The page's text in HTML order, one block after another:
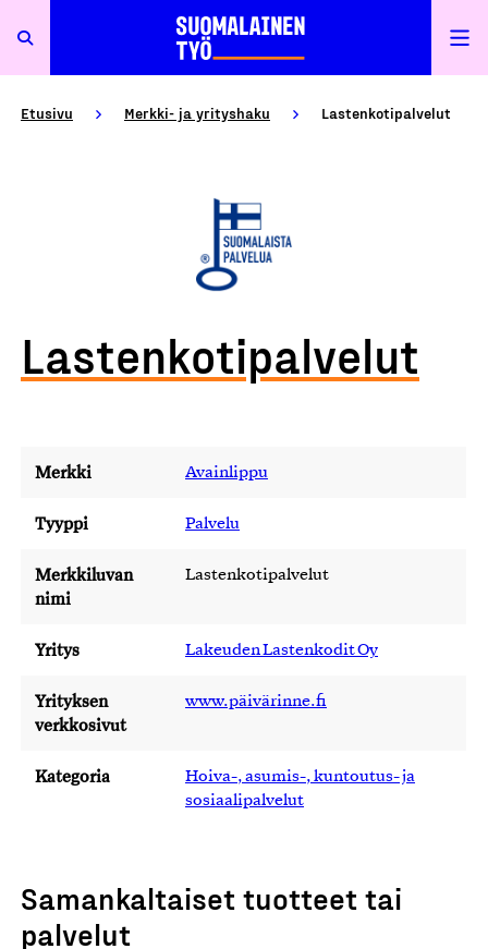
Etusivu Merkki- ja yrityshaku Lastenkotipalvelut
Lastenkotipalvelut
Merkki Avainlippu
Tyyppi Palvelu
Merkkiluvan
nimi
Lastenkotipalvelut
Yritys Lakeuden Lastenkodit Oy
Yrityksen
verkkosivut
www.päivärinne.fi
Kategoria
Hoiva-, asumis-, kuntoutus- ja
sosiaalipalvelut
Samankaltaiset tuotteet tai
palvelut